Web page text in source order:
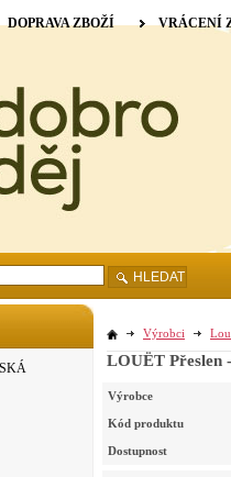
Výrobci
LOUËT Přeslen
Výrobce
Kód produktu
Dostupnost
DOPRAVA ZBOŽÍ VRÁCENÍ
HLEDAT